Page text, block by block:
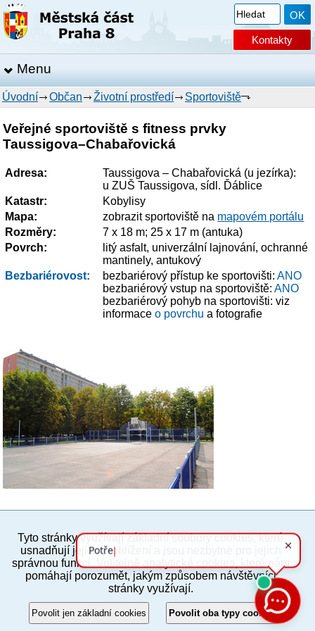
Kontakty
Menu
Úvodní Občan Životní prostředí Sportoviště
Veřejné sportoviště s fitness prvky
Taussigova–Chabařovická
Adresa:
Taussigova – Chabařovická (u jezírka):
u ZUŠ Taussigova, sídl. Ďáblice
Katastr:
Kobylisy
Mapa:
zobrazit sportoviště na mapovém portálu
Rozměry:
7 x 18 m; 25 x 17 m (antuka)
Povrch:
litý asfalt, univerzální lajnování, ochranné
mantinely, antukový
Bezbariérovost:
bezbariérový přístup ke sportovišti:ANO
bezbariérový vstup na sportoviště:ANO
bezbariérový pohyb na sportovišti: viz
informaceo povrchu a fotografie
ENG
Povinné a praktické informace
© 2012–2019 MČ Praha 8
Tyto stránky využívají základní soubory cookies, které
usnadňují jejich prohlížení a jsou nezbytné pro jejich
správnou funkci. Volitelně analytické cookies, které nám
pomáhají porozumět, jakým způsobem návštěvníci
stránky využívají.
Povolit jen základní cookies Povolit oba typy cookies